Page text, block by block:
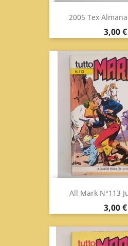
2005 Tex
Prix
3,00 €
All Mark N°113
Prix
3,00 €